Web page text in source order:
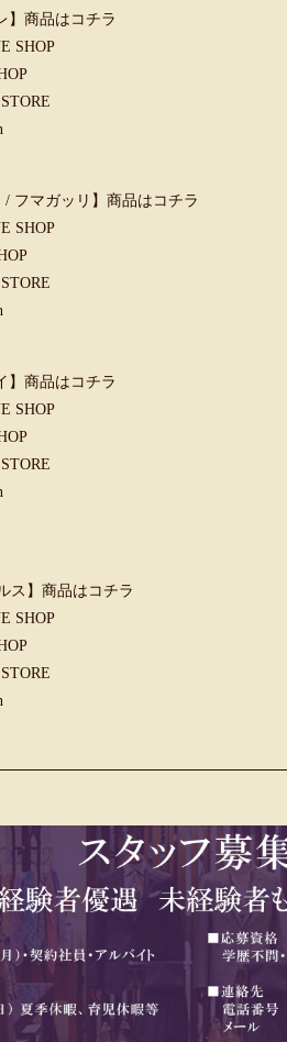
】商品はコチラ
SHOP
/ フマガッリ】商品はコチラ
SHOP
】商品はコチラ
SHOP
ス】商品はコチラ
SHOP